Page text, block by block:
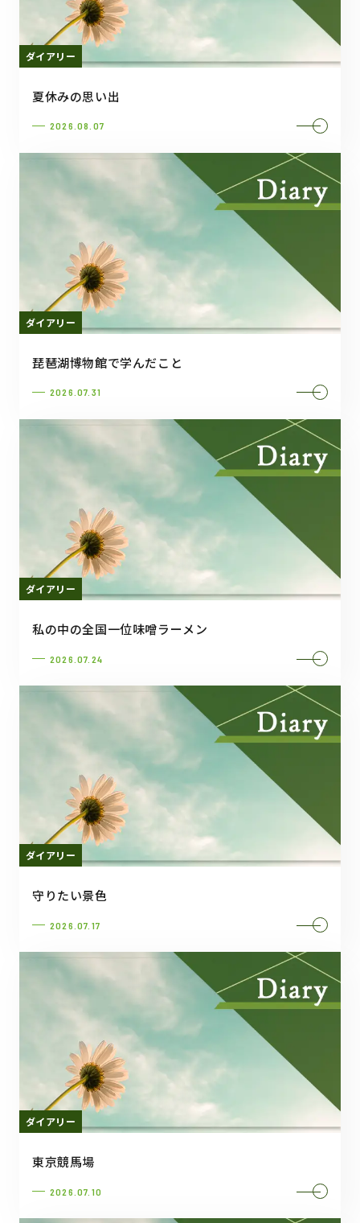
ダイアリー
夏休みの思い出
2026.08.07
ダイアリー
琵琶湖博物館で学んだこと
2026.07.31
ダイアリー
私の中の全国一位味噌ラーメン
2026.07.24
ダイアリー
守りたい景色
2026.07.17
ダイアリー
東京競馬場
2026.07.10